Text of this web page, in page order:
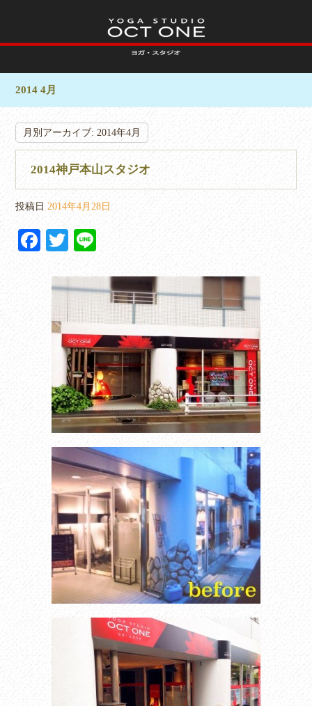
2014 4月
月別アーカイブ:2014年4月
2014神戸本山スタジオ
投稿日 2014年4月28日
Fa
bo
T
tte
r